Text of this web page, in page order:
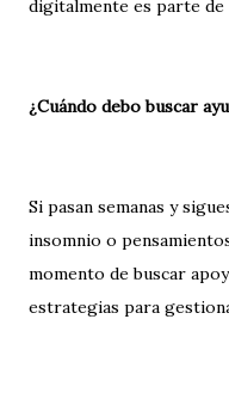
digitalmente es parte de
¿Cuándo debo buscar
Si pasan semanas y
insomnio o
momento de buscar
estrategias para